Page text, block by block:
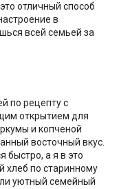
отличный способ
в
всей семьей за
по рецепту с
открытием для
и копченой
восточный вкус.
быстро, а я в это
хлеб по старинному
уютный семейный